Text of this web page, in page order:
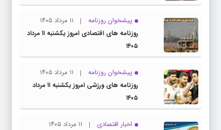
پیشخوان روزنامه
۱۱ مرداد ۱۴۰۵
روزنامه های اقتصادی امروز یکشنبه ۱۱ مرداد
۱۴۰۵
پیشخوان روزنامه
۱۱ مرداد ۱۴۰۵
روزنامه های ورزشی امروز یکشنبه ۱۱ مرداد
۱۴۰۵
اخبار اقتصادی
۱۱ مرداد ۱۴۰۵